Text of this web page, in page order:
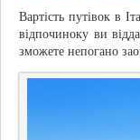
Вартість путівок в
відпочиноку ви
зможете непогано